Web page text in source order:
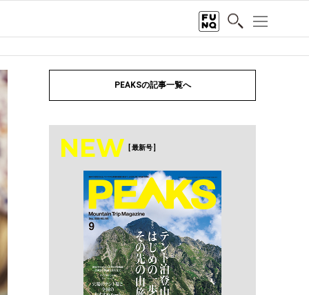
PEAKSの記事一覧へ
NEW [ 最新号 ]